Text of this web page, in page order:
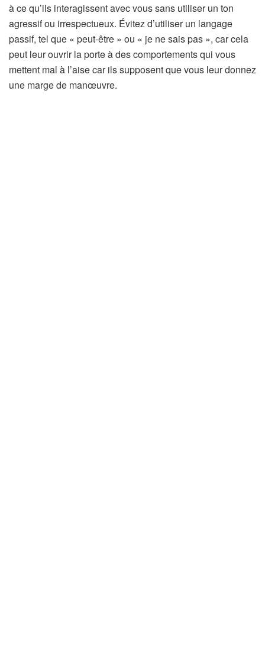
à ce qu’ils interagissent avec vous sans utiliser un ton
agressif ou irrespectueux. Évitez d’utiliser un langage
passif, tel que « peut-être » ou « je ne sais pas », car cela
peut leur ouvrir la porte à des comportements qui vous
mettent mal à l’aise car ils supposent que vous leur donnez
une marge de manœuvre.